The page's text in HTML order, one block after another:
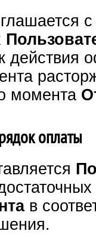
действия
момента
оплаты
в